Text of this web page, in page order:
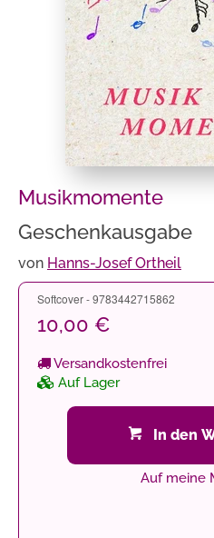
Musikmomente
Geschenkausgabe
von Hanns-Josef Ortheil
Softcover - 9783442715862
10,00 €
Versandkostenfrei
Auf Lager
In den
Auf meine